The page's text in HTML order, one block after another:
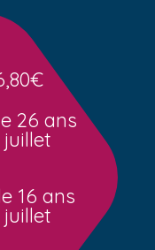
26 ans
16 ans